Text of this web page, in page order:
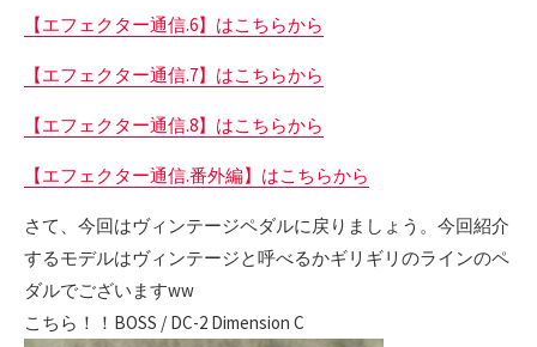
【エフェクター通信.6】はこちらから
【エフェクター通信.7】はこちらから
【エフェクター通信.8】はこちらから
【エフェクター通信.番外編】はこちらから
さて、今回はヴィンテージペダルに戻りましょう。今回紹介
するモデルはヴィンテージと呼べるかギリギリのラインのペ
ダルでございますww
こちら！！BOSS / DC-2 Dimension C